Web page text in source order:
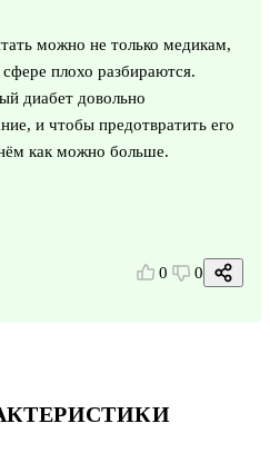
можно не только медикам,
плохо разбираются.
диабет довольно
и чтобы предотвратить его
как можно больше.
0 0